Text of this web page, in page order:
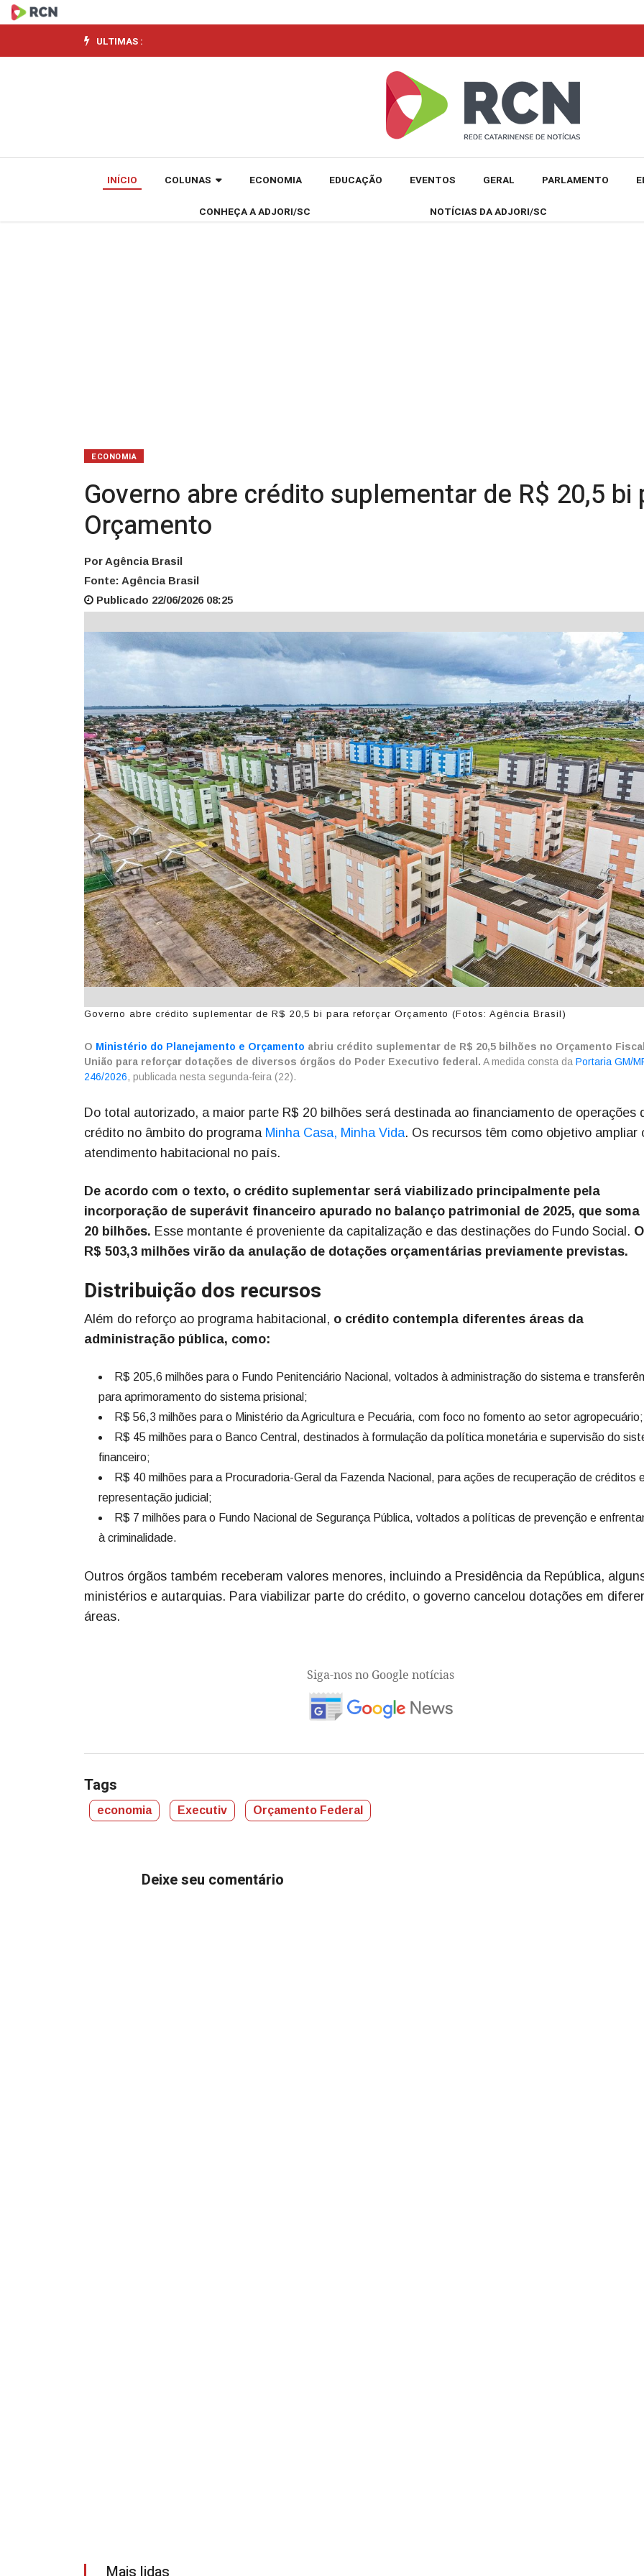
Governo
abre
R$
ULTIMAS :
INÍCIO COLUNAS ECONOMIA EDUCAÇÃO EVENTOS GERAL PARLAMENTO
CONHEÇA A ADJORI/SC NOTÍCIAS DA ADJORI/SC
ECONOMIA
Governo abre crédito suplementar de R$ 20,5 bi
Orçamento
Por Agência Brasil
Fonte: Agência Brasil
Publicado 22/06/2026 08:25
Governo abre crédito suplementar de R$ 20,5 bi para reforçar Orçamento (Fotos: Agência Brasil)
O Ministério do Planejamento e Orçamento abriu crédito suplementar de R$ 20,5 bilhões no Orçamento
União para reforçar dotações de diversos órgãos do Poder Executivo federal. A medida consta da Portaria GM/
246/2026, publicada nesta segunda-feira (22).
Do total autorizado, a maior parte R$ 20 bilhões será destinada ao financiamento de operações
crédito no âmbito do programa Minha Casa, Minha Vida. Os recursos têm como objetivo ampliar
atendimento habitacional no país.
De acordo com o texto, o crédito suplementar será viabilizado principalmente pela
incorporação de superávit financeiro apurado no balanço patrimonial de 2025, que soma
20 bilhões. Esse montante é proveniente da capitalização e das destinações do Fundo Social.
R$ 503,3 milhões virão da anulação de dotações orçamentárias previamente previstas.
Distribuição dos recursos
Além do reforço ao programa habitacional, o crédito contempla diferentes áreas da
administração pública, como:
R$ 205,6 milhões para o Fundo Penitenciário Nacional, voltados à administração do sistema e
para aprimoramento do sistema prisional;
R$ 56,3 milhões para o Ministério da Agricultura e Pecuária, com foco no fomento ao setor agropecuário;
R$ 45 milhões para o Banco Central, destinados à formulação da política monetária e supervisão do
financeiro;
R$ 40 milhões para a Procuradoria-Geral da Fazenda Nacional, para ações de recuperação de créditos
representação judicial;
R$ 7 milhões para o Fundo Nacional de Segurança Pública, voltados a políticas de prevenção e
à criminalidade.
Outros órgãos também receberam valores menores, incluindo a Presidência da República,
ministérios e autarquias. Para viabilizar parte do crédito, o governo cancelou dotações em
áreas.
Siga-nos no Google notícias
Tags
economia Executiv Orçamento Federal
Deixe seu comentário